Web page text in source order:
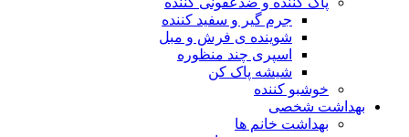
جرم گیر و سفید کننده
شوینده ی فرش و مبل
اسپری چند منظوره
شیشه پاک کن
خوشبو کننده
بهداشت شخصی
بهداشت خانم ها